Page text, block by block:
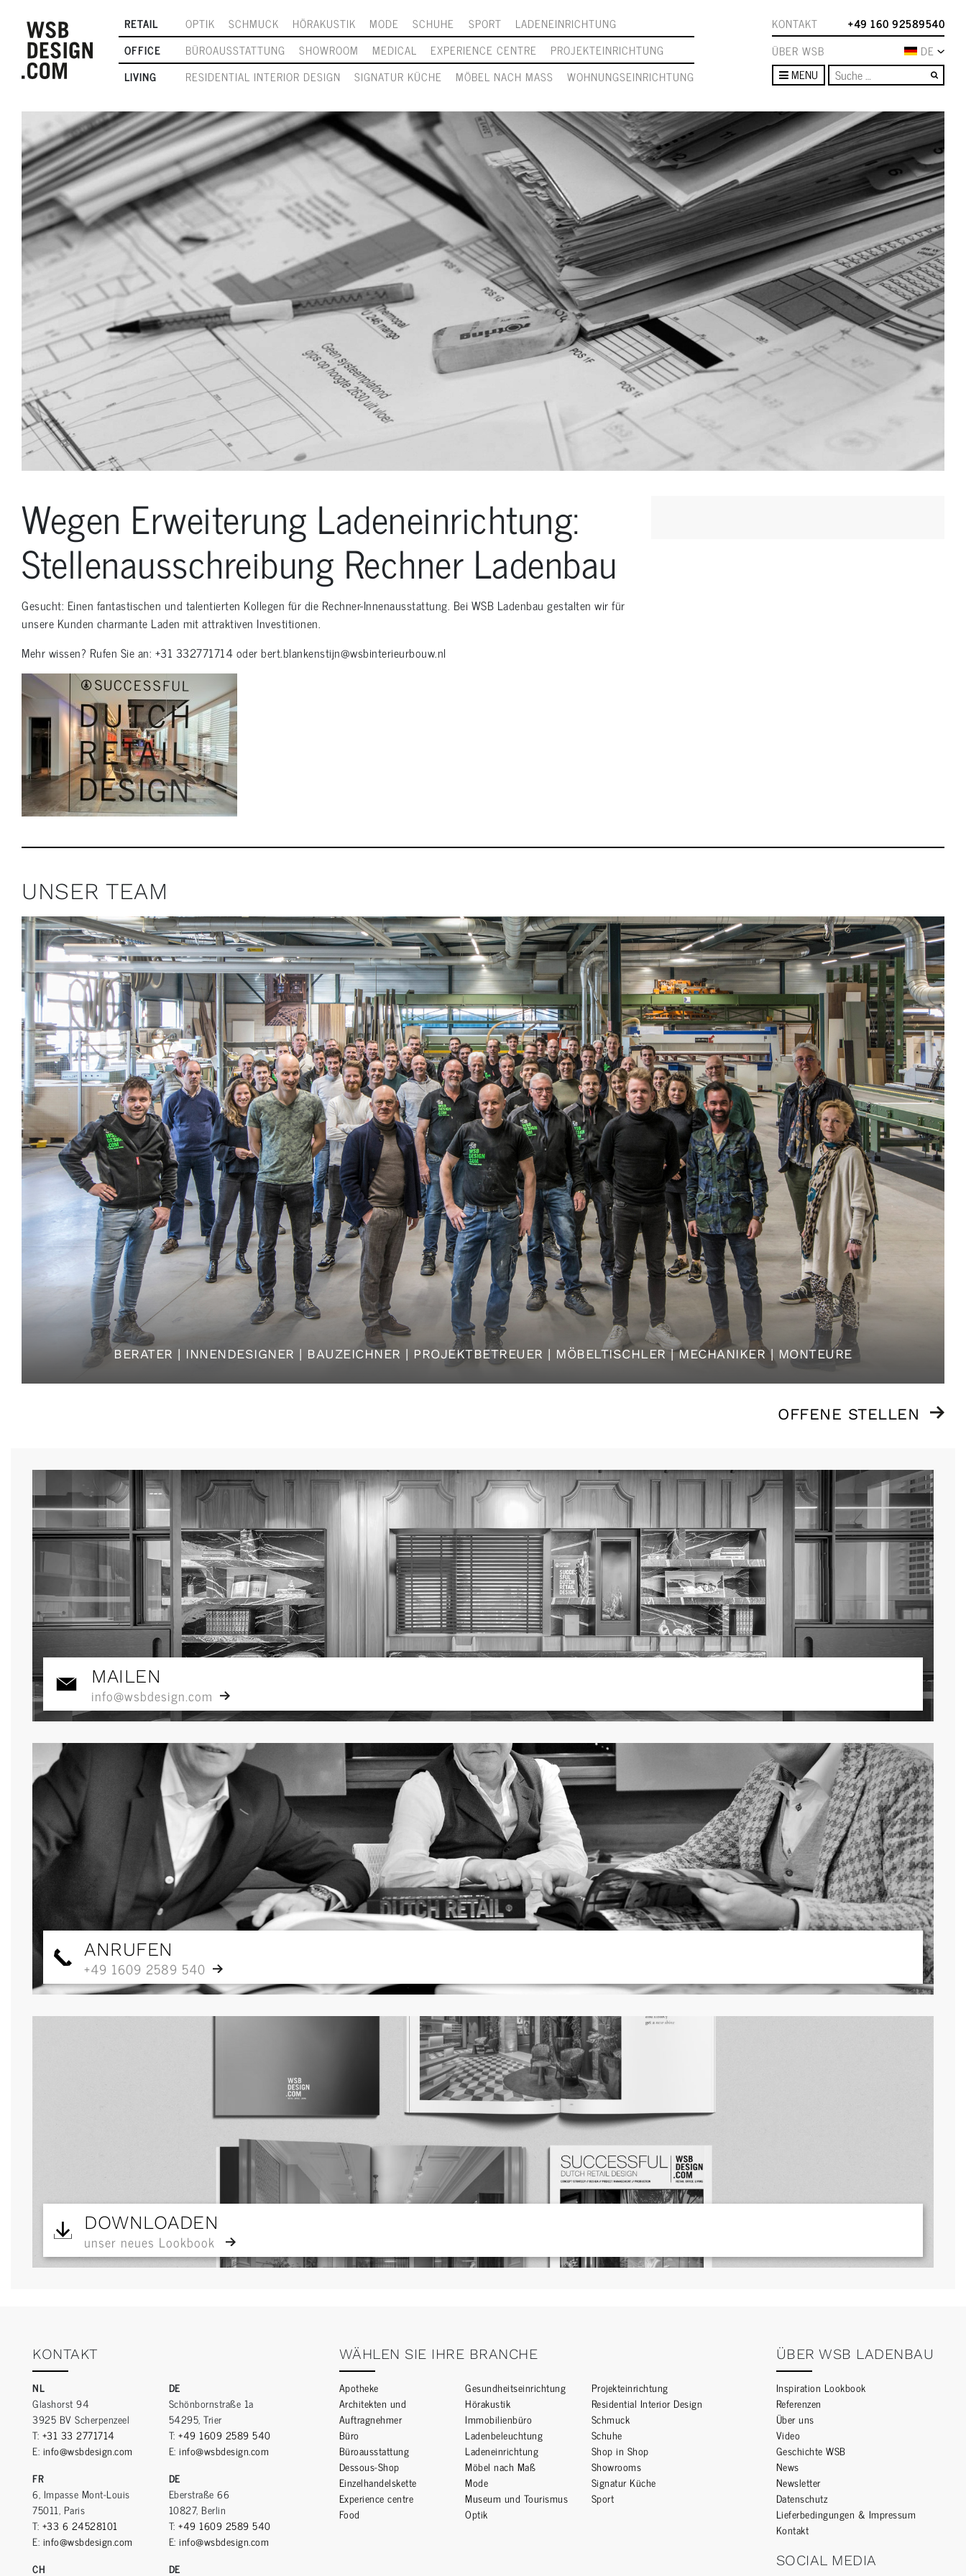
RETAIL OPTIK SCHMUCK HÖRAKUSTIK MODE SCHUHE SPORT
LADENEINRICHTUNG
OFFICE
BÜROAUSSTATTUNG SHOWROOM MEDICAL EXPERIENCE CENTRE
PROJEKTEINRICHTUNG
LIVING
RESIDENTIAL INTERIOR DESIGN SIGNATUR KÜCHE MÖBEL NACH MASS WOHNUNGSEINRICHTUNG
KONTAKT
+49 160 92589540
ÜBER WSB
DE
MENU
Wegen Erweiterung Ladeneinrichtung:
Stellenausschreibung Rechner Ladenbau
Gesucht: Einen fantastischen und talentierten Kollegen für die Rechner-Innenausstattung. Bei WSB Ladenbau gestalten wir für
unsere Kunden charmante Laden mit attraktiven Investitionen.
Mehr wissen? Rufen Sie an: +31 332771714 oder bert.blankenstijn@wsbinterieurbouw.nl
UNSER TEAM
BERATER | INNENDESIGNER | BAUZEICHNER | PROJEKTBETREUER | MÖBELTISCHLER | MECHANIKER | MONTEURE
OFFENE STELLEN
MAILEN
info@wsbdesign.com
ANRUFEN
+49 1609 2589 540
DOWNLOADEN
unser neues Lookbook
KONTAKT
NL
Glashorst 94
3925 BV Scherpenzeel
T: +31 33 2771714
E: info@wsbdesign.com
FR
6, Impasse Mont-Louis
75011, Paris
T: +33 6 24528101
E: info@wsbdesign.com
CH
DE
Schönbornstraße 1a
54295, Trier
T: +49 1609 2589 540
E: info@wsbdesign.com
DE
Eberstraße 66
10827, Berlin
T: +49 1609 2589 540
E: info@wsbdesign.com
DE
WÄHLEN SIE IHRE BRANCHE
Apotheke
Architekten und
Auftragnehmer
Büro
Büroausstattung
Dessous-Shop
Einzelhandelskette
Experience centre
Food
Gesundheitseinrichtung
Hörakustik
Immobilienbüro
Ladenbeleuchtung
Ladeneinrichtung
Möbel nach Maß
Mode
Museum und Tourismus
Optik
Projekteinrichtung
Residential Interior Design
Schmuck
Schuhe
Shop in Shop
Showrooms
Signatur Küche
Sport
ÜBER WSB LADENBAU
Inspiration Lookbook
Referenzen
Über uns
Video
Geschichte WSB
News
Newsletter
Datenschutz
Lieferbedingungen & Impressum
Kontakt
SOCIAL MEDIA